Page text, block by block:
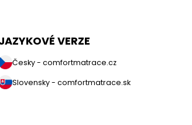
VERZE
Česky - comfortmatrace.cz
Slovensky - comfortmatrace.sk